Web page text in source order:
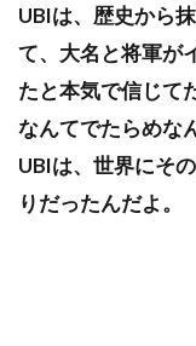
UBIは、歴史から
て、大名と将軍が
たと本気で信じて
なんてでたらめな
UBIは、世界にそ
りだったんだよ。